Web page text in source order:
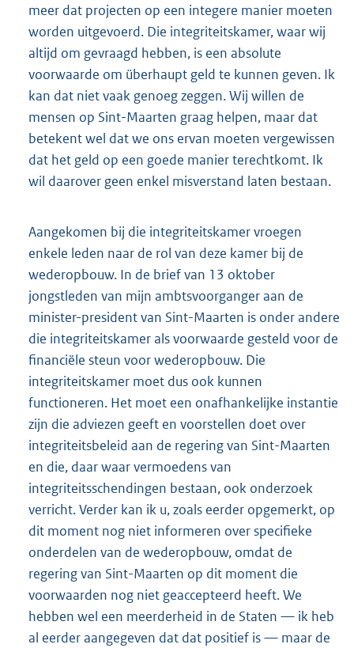
meer dat projecten op een integere manier moeten
worden uitgevoerd. Die integriteitskamer, waar wij
altijd om gevraagd hebben, is een absolute
voorwaarde om überhaupt geld te kunnen geven. Ik
kan dat niet vaak genoeg zeggen. Wij willen de
mensen op Sint-Maarten graag helpen, maar dat
betekent wel dat we ons ervan moeten vergewissen
dat het geld op een goede manier terechtkomt. Ik
wil daarover geen enkel misverstand laten bestaan.
Aangekomen bij die integriteitskamer vroegen
enkele leden naar de rol van deze kamer bij de
wederopbouw. In de brief van 13 oktober
jongstleden van mijn ambtsvoorganger aan de
minister-president van Sint-Maarten is onder andere
die integriteitskamer als voorwaarde gesteld voor de
financiële steun voor wederopbouw. Die
integriteitskamer moet dus ook kunnen
functioneren. Het moet een onafhankelijke instantie
zijn die adviezen geeft en voorstellen doet over
integriteitsbeleid aan de regering van Sint-Maarten
en die, daar waar vermoedens van
integriteitsschendingen bestaan, ook onderzoek
verricht. Verder kan ik u, zoals eerder opgemerkt, op
dit moment nog niet informeren over specifieke
onderdelen van de wederopbouw, omdat de
regering van Sint-Maarten op dit moment die
voorwaarden nog niet geaccepteerd heeft. We
hebben wel een meerderheid in de Staten — ik heb
al eerder aangegeven dat dat positief is — maar de